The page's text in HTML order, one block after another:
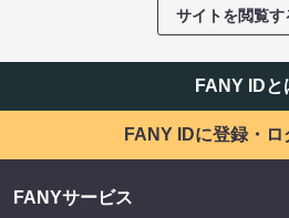
サイトを閲覧す
FANY IDと
FANY IDに登録・ロ
FANYサービス